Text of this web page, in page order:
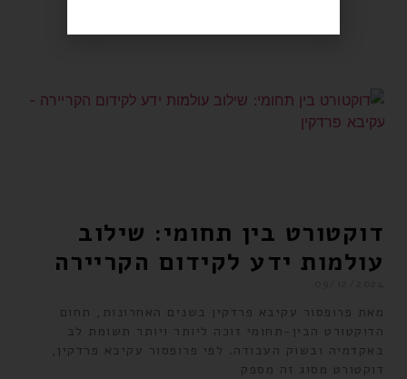
דוקטורט בין תחומי: שילוב
עולמות ידע לקידום הקריירה
מאת פרופסור עקיבא פרדקין בשנים האחרונות, תחום
הדוקטורט הבין-תחומי זוכה ליותר ויותר תשומת לב
באקדמיה ובשוק העבודה. לפי פרופסור עקיבא פרדקין,
דוקטורט מסוג זה מספק